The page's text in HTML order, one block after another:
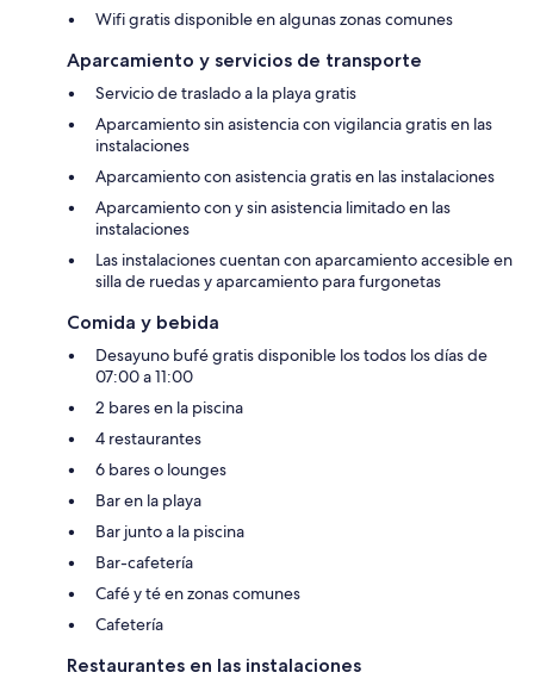
Wifi gratis disponible en algunas zonas comunes
Aparcamiento y servicios de transporte
Servicio de traslado a la playa gratis
Aparcamiento sin asistencia con vigilancia gratis en las
instalaciones
Aparcamiento con asistencia gratis en las instalaciones
Aparcamiento con y sin asistencia limitado en las
instalaciones
Las instalaciones cuentan con aparcamiento accesible en
silla de ruedas y aparcamiento para furgonetas
Comida y bebida
Desayuno bufé gratis disponible los todos los días de
07:00 a 11:00
2 bares en la piscina
4 restaurantes
6 bares o lounges
Bar en la playa
Bar junto a la piscina
Bar-cafetería
Café y té en zonas comunes
Cafetería
Restaurantes en las instalaciones